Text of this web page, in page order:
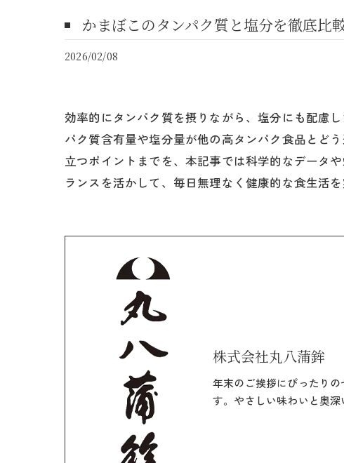
かまぼこのタンパク質と塩分を徹底比
2026/02/08
効率的にタンパク質を摂りながら、塩分にも配慮
パク質含有量や塩分量が他の高タンパク食品とど
立つポイントまでを、本記事では科学的なデータ
ランスを活かして、毎日無理なく健康的な食生活
株式会社丸八蒲鉾
年末のご挨拶にぴったり
す。やさしい味わいと奥深